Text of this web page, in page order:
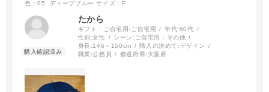
色：05. ディープブルー サイズ：F
たから
ギフト・ご自宅用: ご自宅用 年代:60代
性別:女性 シーン: ご自宅用：その他
身長:146～150cm 購入の決めて: デザイン
職業:公務員 都道府県: 大阪府